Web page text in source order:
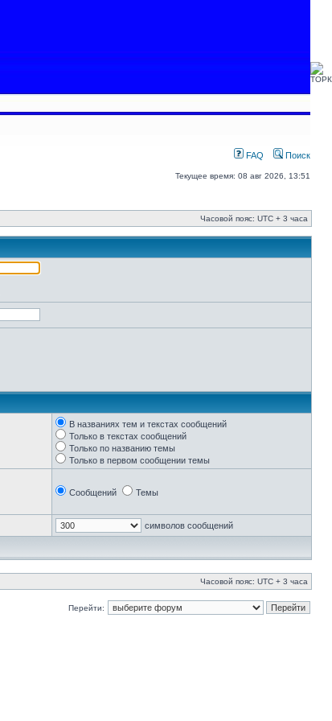
FAQ Поиск
Текущее время: 08 авг 2026, 13:51
Часовой пояс: UTC + 3 часа
В названиях тем и текстах сообщений
Только в текстах сообщений
Только по названию темы
Только в первом сообщении темы
Сообщений Темы
символов сообщений
Часовой пояс: UTC + 3 часа
Перейти: